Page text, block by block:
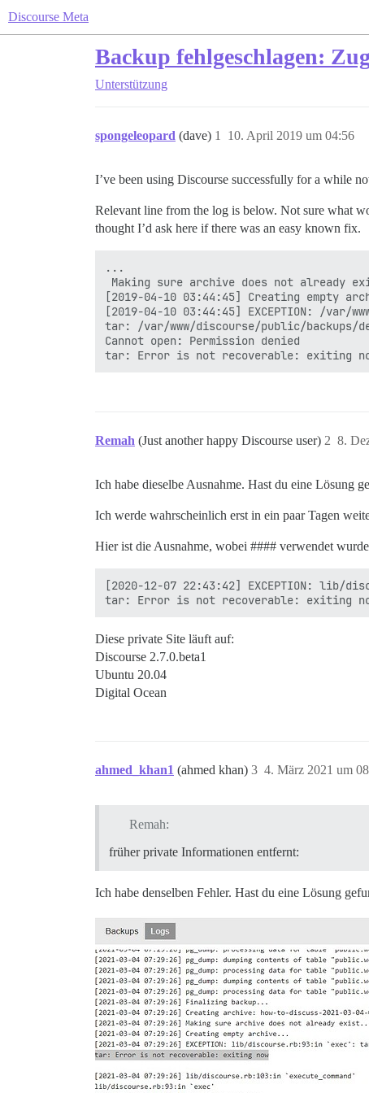
Discourse Meta
Backup fehlgeschlagen:
Unterstützung
spongeleopard (dave) 10. April 2019 um 04:56
1
I’ve been using Discourse successfully for a while
Relevant line from the log is below. Not sure what
thought I’d ask here if there was an easy known fix.
...
Making sure archive does not already
[2019-04-10 03:44:45] Creating empty
[2019-04-10 03:44:45] EXCEPTION: /
tar: /var/www/discourse/public/backups/
Cannot open: Permission denied
Remah (Just another happy Discourse user) 8.
2
Ich habe dieselbe Ausnahme. Hast du eine Lösung
Ich werde wahrscheinlich erst in ein paar Tagen
Hier ist die Ausnahme, wobei #### verwendet
[2020-12-07 22:43:42] EXCEPTION: lib/
Diese private Site läuft auf:
Discourse 2.7.0.beta1
Ubuntu 20.04
Digital Ocean
ahmed_khan1 (ahmed khan) 4. März 2021 um
3
Remah:
früher private Informationen entfernt:
Ich habe denselben Fehler. Hast du eine Lösung